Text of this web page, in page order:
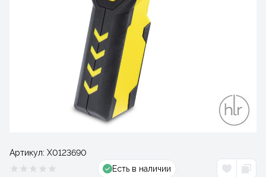
Артикул: Х0123690
Есть в наличии